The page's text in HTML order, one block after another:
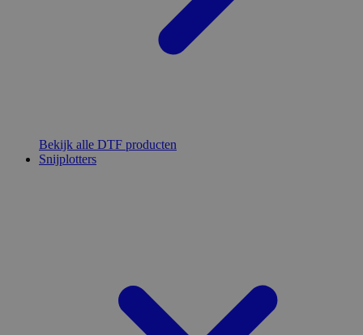
Bekijk alle DTF producten
Snijplotters